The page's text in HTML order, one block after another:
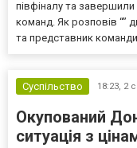
півфіналу та завершили
команд. Як розповів “”
та представник
Суспільство 18:23, 2
Окупований
ситуація з